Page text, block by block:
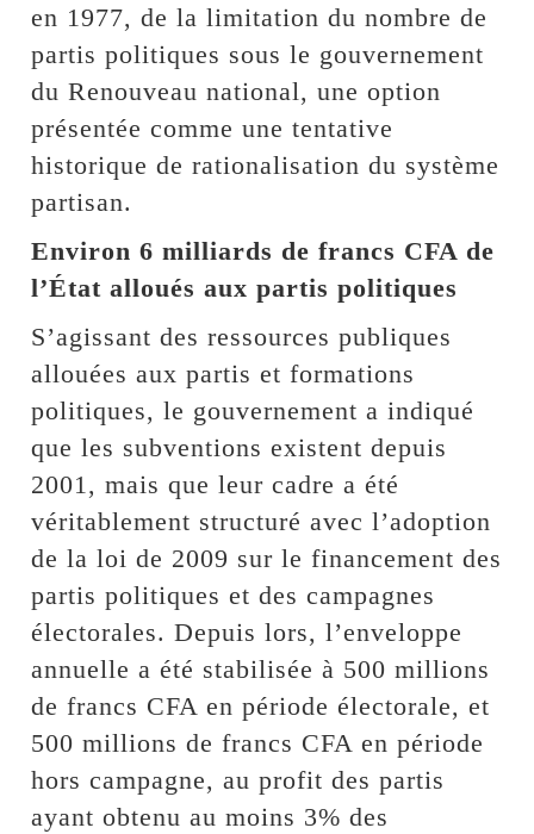
en 1977, de la limitation du nombre de
partis politiques sous le gouvernement
du Renouveau national, une option
présentée comme une tentative
historique de rationalisation du système
partisan.
Environ 6 milliards de francs CFA de
l’État alloués aux partis politiques
S’agissant des ressources publiques
allouées aux partis et formations
politiques, le gouvernement a indiqué
que les subventions existent depuis
2001, mais que leur cadre a été
véritablement structuré avec l’adoption
de la loi de 2009 sur le financement des
partis politiques et des campagnes
électorales. Depuis lors, l’enveloppe
annuelle a été stabilisée à 500 millions
de francs CFA en période électorale, et
500 millions de francs CFA en période
hors campagne, au profit des partis
ayant obtenu au moins 3% des